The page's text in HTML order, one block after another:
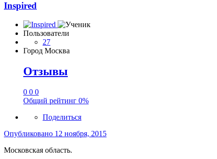
Inspired
Пользователи
27
Город Москва
Отзывы
0 0 0
Общий рейтинг 0%
Поделиться
Опубликовано 12 ноября, 2015
Московская область.